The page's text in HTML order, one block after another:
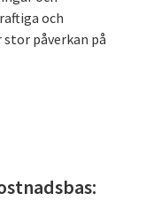
och
påverkan på